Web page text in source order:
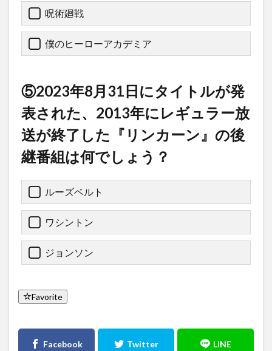
呪術廻戦
僕のヒーローアカデミア
⑤2023年8月31日にタイトルが発
表された、2013年にレギュラー放
送が終了した『リンカーン』の後
継番組は何でしょう？
ルーズベルト
ワシントン
ジョンソン
Favorite